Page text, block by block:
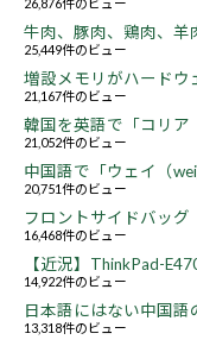
牛肉、豚肉、鶏肉、羊
25,449件のビュー
増設メモリがハードウ
21,167件のビュー
韓国を英語で「コリア
21,052件のビュー
中国語で「ウェイ（
20,751件のビュー
フロントサイドバッグ
16,468件のビュー
【近況】ThinkPad-
14,922件のビュー
日本語にはない中国語
13,318件のビュー